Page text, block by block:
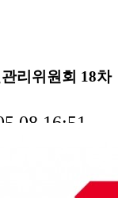
리위원회 18차
16:51